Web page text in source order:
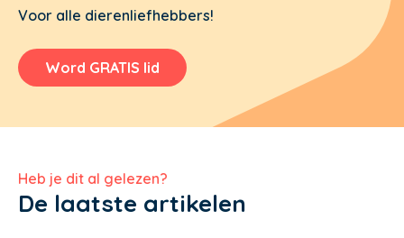
Voor alle dierenliefhebbers!
Word GRATIS lid
Heb je dit al gelezen?
De laatste artikelen